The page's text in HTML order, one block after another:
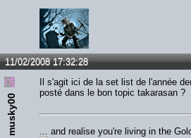
11/02/2008 17:32:28
musky00
Il s'agit ici de la set list de l'année
posté dans le bon topic takarasan ?
... and realise you're living in the